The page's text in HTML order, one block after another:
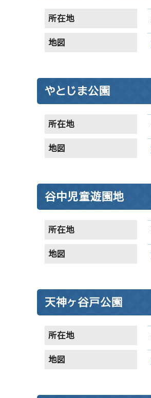
所在地
地図
やとじま公園
所在地
地図
谷中児童遊園地
所在地
地図
天神ヶ谷戸公園
所在地
地図